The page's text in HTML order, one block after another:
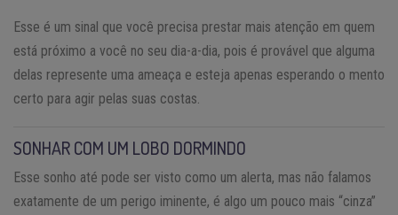
Esse é um sinal que você precisa prestar mais atenção em quem
está próximo a você no seu dia-a-dia, pois é provável que alguma
delas represente uma ameaça e esteja apenas esperando o mento
certo para agir pelas suas costas.
SONHAR COM UM LOBO DORMINDO
Esse sonho até pode ser visto como um alerta, mas não falamos
exatamente de um perigo iminente, é algo um pouco mais “cinza”